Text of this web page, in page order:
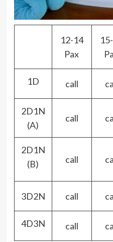
12-14
Pax
1D call
2D1N
(A)
call
2D1N
(B)
call
3D2N call
4D3N call